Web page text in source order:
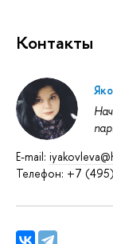
Контакты
E-mail:
Телефон: +7